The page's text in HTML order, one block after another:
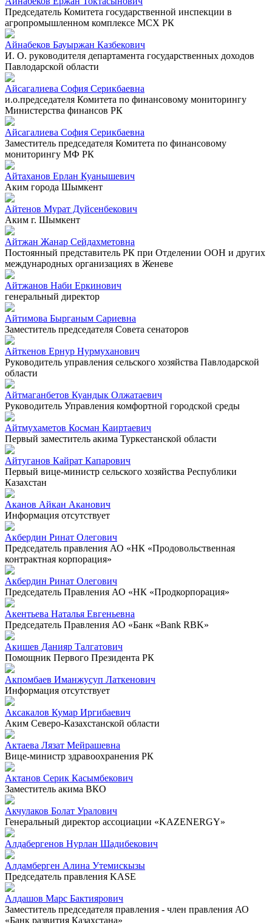
Председатель Комитета государственной инспекции в
агропромышленном комплексе МСХ РК
Айнабеков Бауыржан Казбекович
И. О. руководителя департамента государственных доходов
Павлодарской области
Айсагалиева София Серикбаевна
и.о.председателя Комитета по финансовому мониторингу
Министерства финансов РК
Айсагалиева София Серикбаевна
Заместитель председателя Комитета по финансовому
мониторингу МФ РК
Айтаханов Ерлан Куанышевич
Аким города Шымкент
Айтенов Мурат Дуйсенбекович
Аким г. Шымкент
Айтжан Жанар Сейдахметовна
Постоянный представитель РК при Отделении ООН и других
международных организациях в Женеве
Айтжанов Наби Еркинович
генеральный директор
Айтимова Бырганым Сариевна
Заместитель председателя Совета сенаторов
Айткенов Ернур Нурмуханович
Руководитель управления сельского хозяйства Павлодарской
области
Айтмаганбетов Куандык Олжатаевич
Руководитель Управления комфортной городской среды
Айтмухаметов Косман Каиртаевич
Первый заместитель акима Туркестанской области
Айтуганов Кайрат Капарович
Первый вице-министр сельского хозяйства Республики
Казахстан
Аканов Айкан Аканович
Информация отсутствует
Акбердин Ринат Олегович
Председатель правления АО «НК «Продовольственная
контрактная корпорация»
Акбердин Ринат Олегович
Председатель Правления АО «НК «Продкорпорация»
Акентьева Наталья Евгеньевна
Председатель Правления АО «Банк «Bank RBK»
Акишев Данияр Талгатович
Помощник Первого Президента РК
Акпомбаев Иманжусуп Латкенович
Информация отсутствует
Аксакалов Кумар Иргибаевич
Аким Северо-Казахстанской области
Актаева Лязат Мейрашевна
Вице-министр здравоохранения РК
Актанов Серик Касымбекович
Заместитель акима ВКО
Акчулаков Болат Уралович
Генеральный директор ассоциации «KAZENERGY»
Алдабергенов Нурлан Шадибекович
Алдамберген Алина Утемискызы
Председатель правления KASE
Алдашов Марс Бактиярович
Заместитель председателя правления - член правления АО
«Банк развития Казахстана»